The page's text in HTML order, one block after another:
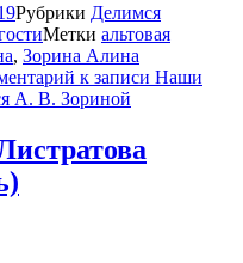
Рубрики Делимся
Метки альтовая
, Зорина Алина
к записи Наши
А. В. Зориной